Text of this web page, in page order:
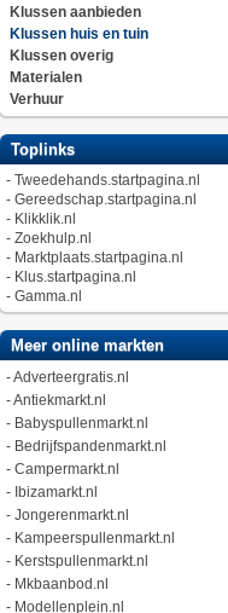
Klussen aanbieden
Klussen huis en tuin
Klussen overig
Materialen
Verhuur
Toplinks
- Tweedehands.startpagina.nl
- Gereedschap.startpagina.nl
- Klikklik.nl
- Zoekhulp.nl
- Marktplaats.startpagina.nl
- Klus.startpagina.nl
- Gamma.nl
Meer online markten
-Adverteergratis.nl
-Antiekmarkt.nl
- Babyspullenmarkt.nl
- Bedrijfspandenmarkt.nl
- Campermarkt.nl
- Ibizamarkt.nl
- Jongerenmarkt.nl
- Kampeerspullenmarkt.nl
- Kerstspullenmarkt.nl
- Mkbaanbod.nl
- Modellenplein.nl